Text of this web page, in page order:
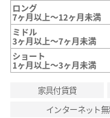
ロング
7ヶ月以上～12ヶ月未満
ミドル
3ヶ月以上～7ヶ月未満
ショート
1ヶ月以上～3ヶ月未満
家具付賃貸
インターネット